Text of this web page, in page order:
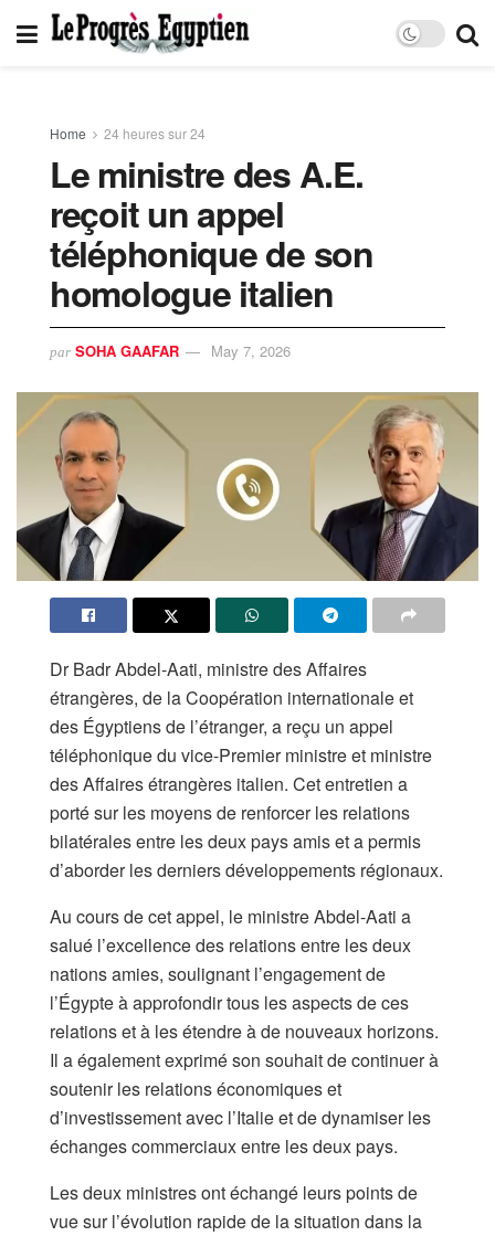
Home 24 heures sur 24
Le ministre des A.E.
reçoit un appel
téléphonique de son
homologue italien
par SOHA GAAFAR May 7, 2026
Dr Badr Abdel-Aati, ministre des Affaires
étrangères, de la Coopération internationale et
des Égyptiens de l’étranger, a reçu un appel
téléphonique du vice-Premier ministre et ministre
des Affaires étrangères italien. Cet entretien a
porté sur les moyens de renforcer les relations
bilatérales entre les deux pays amis et a permis
d’aborder les derniers développements régionaux.
Au cours de cet appel, le ministre Abdel-Aati a
salué l’excellence des relations entre les deux
nations amies, soulignant l’engagement de
l’Égypte à approfondir tous les aspects de ces
relations et à les étendre à de nouveaux horizons.
Il a également exprimé son souhait de continuer à
soutenir les relations économiques et
d’investissement avec l’Italie et de dynamiser les
échanges commerciaux entre les deux pays.
Les deux ministres ont échangé leurs points de
vue sur l’évolution rapide de la situation dans la